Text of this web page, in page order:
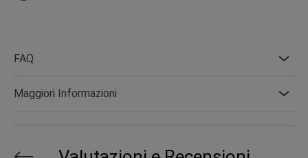
FAQ
Maggiori Informazioni